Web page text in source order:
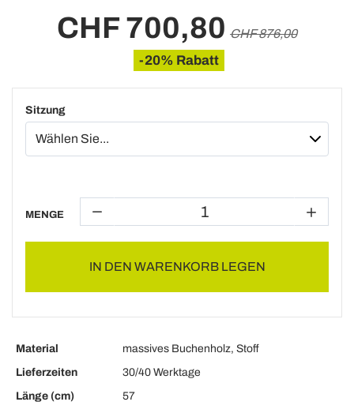
CHF 700,80 CHF 876,00
-20% Rabatt
Sitzung
MENGE
IN DEN WARENKORB LEGEN
Material
massives Buchenholz, Stoff
Lieferzeiten
30/40 Werktage
Länge (cm)
57